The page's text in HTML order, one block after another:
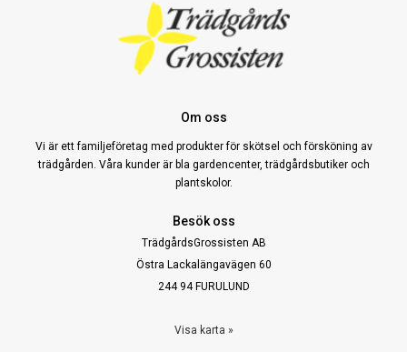
Om oss
Vi är ett familjeföretag med produkter för skötsel och försköning av
trädgården. Våra kunder är bla gardencenter, trädgårdsbutiker och
plantskolor.
Besök oss
TrädgårdsGrossisten AB
Östra Lackalängavägen 60
244 94 FURULUND
Visa karta »